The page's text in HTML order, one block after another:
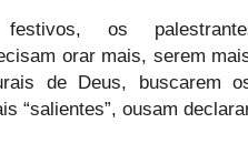
os
orar mais, serem
de Deus, buscarem
“salientes”, ousam